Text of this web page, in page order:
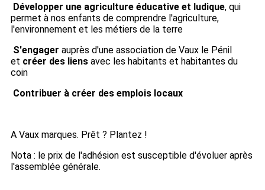
Développer une agriculture éducative et ludique, qui
permet à nos enfants de comprendre l'agriculture,
l'environnement et les métiers de la terre
S'engager auprès d'une association de Vaux le Pénil
et créer des liens avec les habitants et habitantes du
coin
Contribuer à créer des emplois locaux
A Vaux marques. Prêt ? Plantez !
Nota : le prix de l'adhésion est susceptible d'évoluer après
l'assemblée générale.